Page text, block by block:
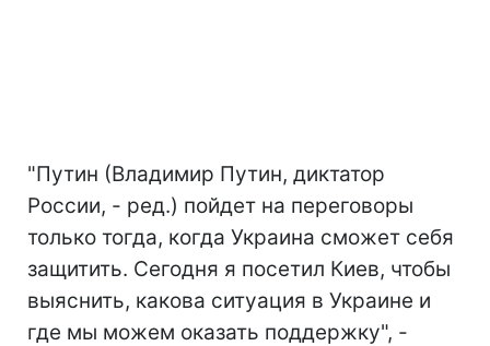
"Путин (Владимир Путин, диктатор
России, - ред.) пойдет на переговоры
только тогда, когда Украина сможет себя
защитить. Сегодня я посетил Киев, чтобы
выяснить, какова ситуация в Украине и
где мы можем оказать поддержку", -